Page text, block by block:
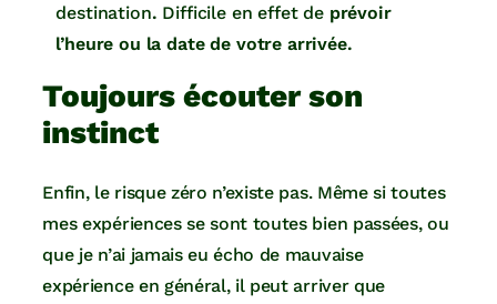
destination. Difficile en effet de prévoir
l’heure ou la date de votre arrivée.
Toujours écouter son
instinct
Enfin, le risque zéro n’existe pas. Même si toutes
mes expériences se sont toutes bien passées, ou
que je n’ai jamais eu écho de mauvaise
expérience en général, il peut arriver que